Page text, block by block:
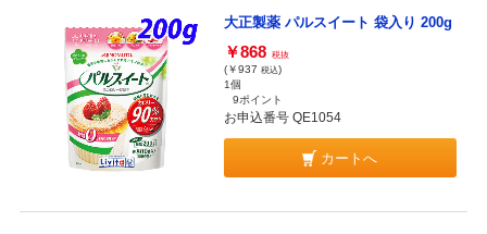
大正製薬 パルスイート 袋入り 200g
￥868 税抜
(￥937 税込)
1個
9ポイント
お申込番号 QE1054
カートへ